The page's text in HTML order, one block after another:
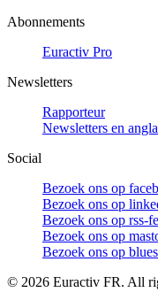
Abonnements
Euractiv Pro
Newsletters
Rapporteur
Newsletters en
Social
Bezoek ons op
Bezoek ons op
Bezoek ons op rss-
Bezoek ons op
Bezoek ons op
© 2026 Euractiv FR. All